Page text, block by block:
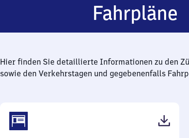
Fahrpläne
Hier finden Sie detaillierte Informationen zu den
sowie den Verkehrstagen und gegebenenfalls